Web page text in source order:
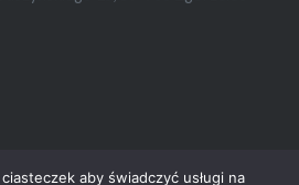
aby świadczyć usługi na